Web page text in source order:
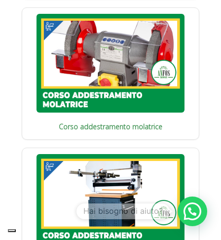
Corso addestramento molatrice